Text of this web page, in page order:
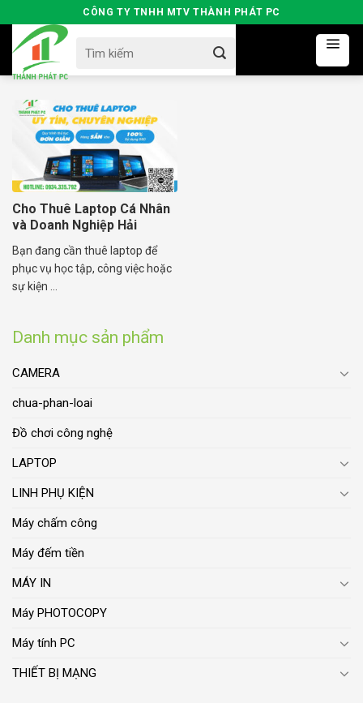
to
content
CÔNG TY TNHH MTV THÀNH PHÁT PC
for:
Danh mục sản phẩm
CAMERA
chua-phan-loai
Đồ chơi công nghệ
LAPTOP
LINH PHỤ KIỆN
Máy chấm công
Máy đếm tiền
MÁY IN
Máy PHOTOCOPY
Máy tính PC
THIẾT BỊ MẠNG
Cho Thuê Laptop Cá Nhân
và Doanh Nghiệp Hải
Bạn đang cần thuê laptop để
phục vụ học tập, công việc hoặc
sự kiện ...